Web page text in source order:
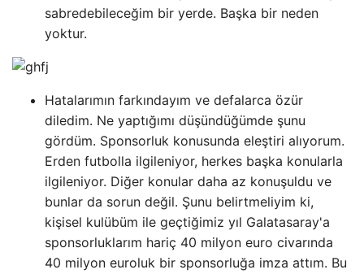
sabredebileceğim bir yerde. Başka bir neden
yoktur.
Hatalarımın farkındayım ve defalarca özür
diledim. Ne yaptığımı düşündüğümde şunu
gördüm. Sponsorluk konusunda eleştiri alıyorum.
Erden futbolla ilgileniyor, herkes başka konularla
ilgileniyor. Diğer konular daha az konuşuldu ve
bunlar da sorun değil. Şunu belirtmeliyim ki,
kişisel kulübüm ile geçtiğimiz yıl Galatasaray'a
sponsorluklarım hariç 40 milyon euro civarında
40 milyon euroluk bir sponsorluğa imza attım. Bu